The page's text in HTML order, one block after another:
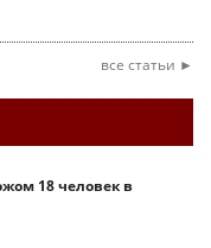
все статьи ►
18 человек в